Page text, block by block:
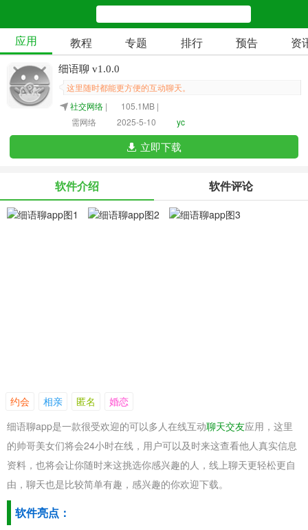
应用 教程 专题 排行 预告 资
细语聊 v1.0.0
这里随时都能更方便的互动聊天。
社交网络 |
105.1MB |
需网络
2025-5-10 yc
立即下载
软件介绍 软件评论
约会 相亲 匿名
婚恋
细语聊app是一款很受欢迎的可以多人在线互动聊天交友应用，这里
的帅哥美女们将会24小时在线，用户可以及时来这查看他人真实信息
资料，也将会让你随时来这挑选你感兴趣的人，线上聊天更轻松更自
由，聊天也是比较简单有趣，感兴趣的你欢迎下载。
软件亮点：